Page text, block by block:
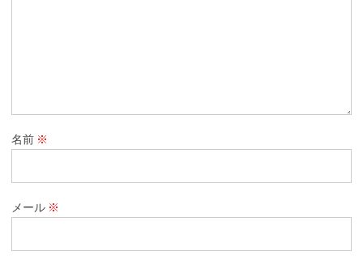
名前 ※
メール ※